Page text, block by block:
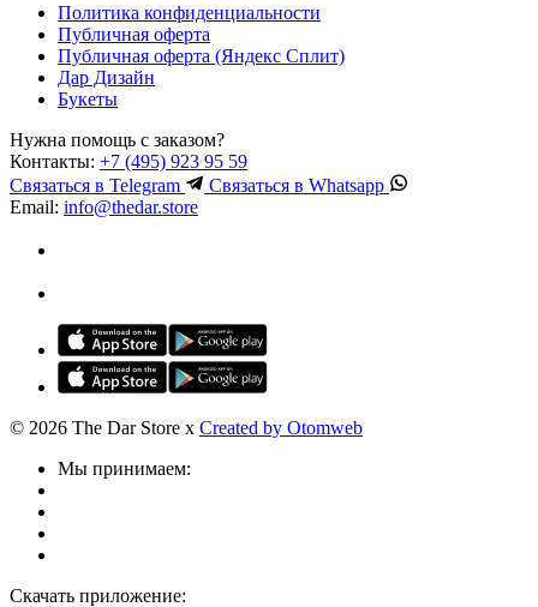
Политика конфиденциальности
Публичная оферта
Публичная оферта (Яндекс Сплит)
Дар Дизайн
Букеты
Нужна помощь с заказом?
Контакты: +7 (495) 923 95 59
Связаться в Telegram Связаться в Whatsapp
Email: info@thedar.store
© 2026 The Dar Store x Created by Otomweb
Мы принимаем:
Скачать приложение: